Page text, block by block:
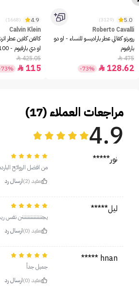
5.0
(3129)
Roberto Cavalli
روبرتو كفالي عطر باراديسو للنساء - او دو
بارفيوم
475

128.62

-73%
4.9
(1668)
Calvin Klein
كالفن كلاين عطر
او دي بارفيوم - 100مل
425.05

115

مراجعات العملاء (17)
4.9
نور*****
من افضل الروائح
مفيد (2)
ارسال رد
ليل*****
يجننننننننننننننن نفس
مفيد (0)
ارسال رد
hnan *****
جميل جداً
مفيد (0)
ارسال رد